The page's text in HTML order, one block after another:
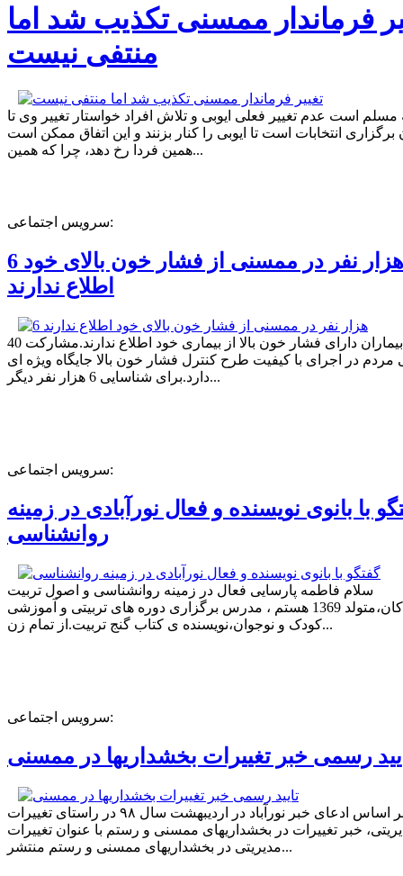
فرماندار ممسنی تکذیب شد اما
منتفی نیست
مسلم است عدم تغییر فعلی ایوبی و تلاش افراد خواستار تغییر وی تا
برگزاری انتخابات است تا ایوبی را کنار بزنند و این اتفاق ممکن است
همین فردا رخ دهد، چرا که همین...
سرویس اجتماعی:
6 هزار نفر در ممسنی از فشار خون بالای خود
اطلاع ندارند
40 درصد بیماران دارای فشار خون بالا از بیماری خود اطلاع ندارند.مشارکت
در اجرای با کیفیت طرح کنترل فشار خون بالا جایگاه ویژه ای
دارد.برای شناسایی 6 هزار نفر دیگر...
سرویس اجتماعی:
با بانوی نویسنده و فعال نورآبادی در زمینه
روانشناسی
سلام فاطمه پارسایی فعال در زمینه روانشناسی و اصول تربیت
کودکان،متولد 1369 هستم ، مدرس برگزاری دوره های تربیتی و آموزشی
کودک و نوجوان،نویسنده ی کتاب گنج تربیت.از تمام زن...
سرویس اجتماعی:
رسمی خبر تغییرات بخشداریها در ممسنی
بر اساس ادعای خبر نورآباد در اردیبهشت سال ۹۸ در راستای تغییرات
خبر تغییرات در بخشداریهای ممسنی و رستم با عنوان تغییرات
مدیریتی در بخشداریهای ممسنی و رستم منتشر...